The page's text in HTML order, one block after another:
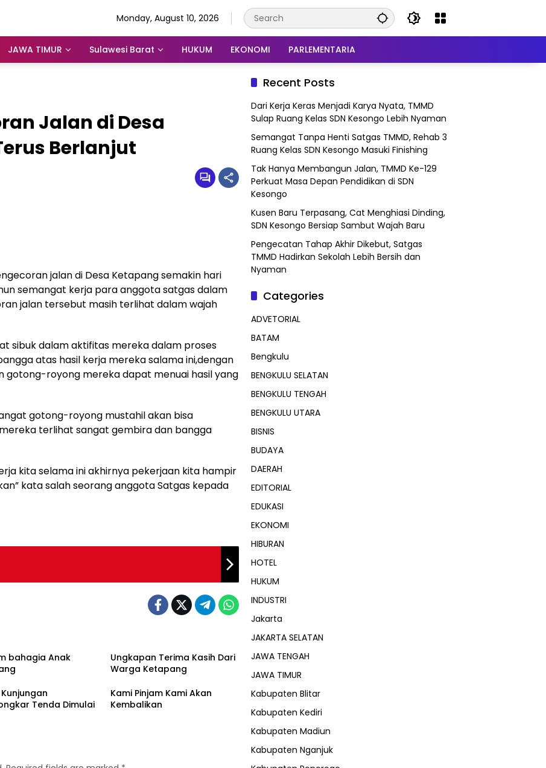
Monday, August 10, 2026
JAWA TIMUR Sulawesi Barat HUKUM EKONOMI PARLEMENTARIA
Jalan di Desa
Berlanjut
jalan di Desa Ketapang semakin hari
semangat kerja para anggota satgas dalam
jalan tersebut masih terlihat dalam wajah
sibuk dalam aktifitas mereka dalam proses
atas hasil kerja mereka salama ini,dengan
gotong-royong mereka dapat menuai hasil yang
gotong-royong mustahil akan bisa
terlihat sangat gembira dan bangga
kita selama ini akhirnya pekerjaan kita hampir
kata salah seorang anggota Satgas kepada
bahagia Anak
Ungkapan Terima Kasih Dari
Warga Ketapang
Tenda Dimulai
Kami Pinjam Kami Akan
Kembalikan
Recent Posts
Dari Kerja Keras Menjadi Karya Nyata, TMMD
Sulap Ruang Kelas SDN Kesongo Lebih Nyaman
Semangat Tanpa Henti Satgas TMMD, Rehab 3
Ruang Kelas SDN Kesongo Masuki Finishing
Tak Hanya Membangun Jalan, TMMD Ke-129
Perkuat Masa Depan Pendidikan di SDN
Kesongo
Kusen Baru Terpasang, Cat Menghiasi Dinding,
SDN Kesongo Bersiap Sambut Wajah Baru
Pengecatan Tahap Akhir Dikebut, Satgas
TMMD Hadirkan Sekolah Lebih Bersih dan
Nyaman
Categories
ADVETORIAL
BATAM
Bengkulu
BENGKULU SELATAN
BENGKULU TENGAH
BENGKULU UTARA
BISNIS
BUDAYA
DAERAH
EDITORIAL
EDUKASI
EKONOMI
HIBURAN
HOTEL
HUKUM
INDUSTRI
Jakarta
JAKARTA SELATAN
JAWA TENGAH
JAWA TIMUR
Kabupaten Blitar
Kabupaten Kediri
Kabupaten Madiun
Kabupaten Nganjuk